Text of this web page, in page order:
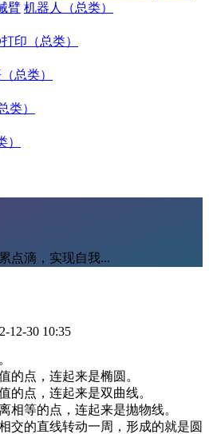
臂 机器人（总类）
印（总类）
总类）
类）
）
点滴，实现自我...
12-30 10:35
的点，连起来是椭圆。
的点，连起来是双曲线。
相等的点，连起来是抛物线。
交的直线转动一周，形成的就是圆